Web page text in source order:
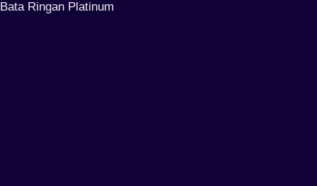
Bata Ringan Platinum